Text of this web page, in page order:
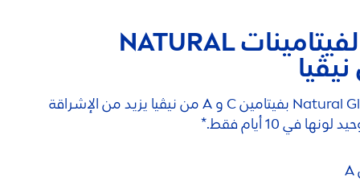
NATURAL
Natural
Glow بفيتامين C و A من نيڤيا يزيد من الإشراقة
في 10 أيام فقط.*